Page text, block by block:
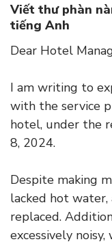
Viết thư phàn
tiếng Anh
Dear Hotel
I am writing to
with the service
hotel, under the
8, 2024.
Despite making
lacked hot
replaced.
excessively